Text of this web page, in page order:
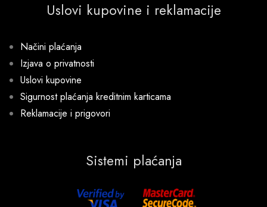
Uslovi kupovine i reklamacije
Načini plaćanja
Izjava o privatnosti
Uslovi kupovine
Sigurnost plaćanja kreditnim karticama
Reklamacije i prigovori
Sistemi plaćanja